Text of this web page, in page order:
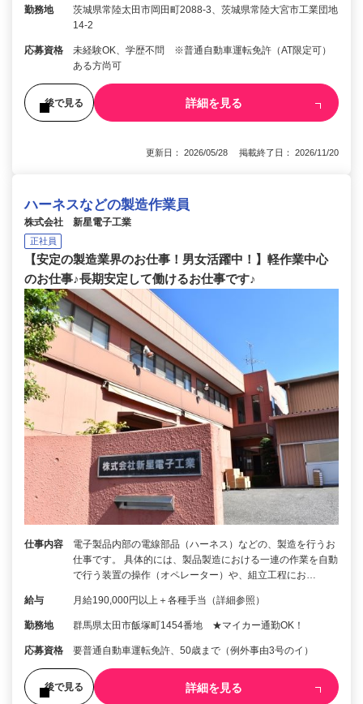
勤務地
茨城県常陸太田市岡田町2088-3、茨城県常陸大宮市工業団地
14-2
応募資格
未経験OK、学歴不問 ※普通自動車運転免許（AT限定可）
ある方尚可
後で見る 詳細を見る
更新日： 2026/05/28 掲載終了日： 2026/11/20
ハーネスなどの製造作業員
株式会社 新星電子工業
正社員
【安定の製造業界のお仕事！男女活躍中！】軽作業中心
のお仕事♪長期安定して働けるお仕事です♪
仕事内容
電子製品内部の電線部品（ハーネス）などの、製造を行うお
仕事です。 具体的には、製品製造における一連の作業を自動
で行う装置の操作（オペレーター）や、組立工程にお…
給与 月給190,000円以上＋各種手当（詳細参照）
勤務地 群馬県太田市飯塚町1454番地 ★マイカー通勤OK！
応募資格 要普通自動車運転免許、50歳まで（例外事由3号のイ）
後で見る 詳細を見る